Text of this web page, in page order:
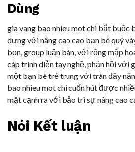
Dùng
gia vang bao nhieu mot chi bắt buộc
dựng với nâng cao cao bạn bè quý
bọn, group luận bàn, với rộng mập
cáp trình diễn tay nghề, phản hồi với
một bạn bè trẻ trung với tràn đầy
bao nhieu mot chi cuốn hút được
mặt cạnh ra với bảo trì sự nâng cao
Nói Kết luận